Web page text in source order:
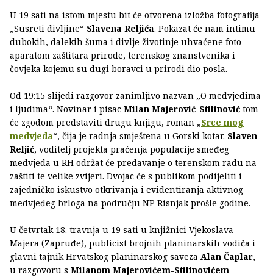
U 19 sati na istom mjestu bit će otvorena izložba fotografija
„Susreti divljine“ Slavena Reljića. Pokazat će nam intimu
dubokih, dalekih šuma i divlje životinje uhvaćene foto-
aparatom zaštitara prirode, terenskog znanstvenika i
čovjeka kojemu su dugi boravci u prirodi dio posla.
Od 19:15 slijedi razgovor zanimljivo nazvan „O medvjedima
i ljudima“. Novinar i pisac Milan Majerović-Stilinović tom
će zgodom predstaviti drugu knjigu, roman „Srce mog
medvjeda“, čija je radnja smještena u Gorski kotar. Slaven
Reljić, voditelj projekta praćenja populacije smeđeg
medvjeda u RH održat će predavanje o terenskom radu na
zaštiti te velike zvijeri. Dvojac će s publikom podijeliti i
zajedničko iskustvo otkrivanja i evidentiranja aktivnog
medvjeđeg brloga na području NP Risnjak prošle godine.
U četvrtak 18. travnja u 19 sati u knjižnici Vjekoslava
Majera (Zapruđe), publicist brojnih planinarskih vodiča i
glavni tajnik Hrvatskog planinarskog saveza Alan Čaplar,
u razgovoru s Milanom Majerovićem-Stilinovićem